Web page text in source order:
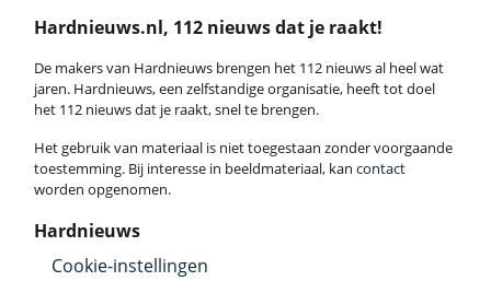
Hardnieuws.nl, 112 nieuws dat je raakt!
De makers van Hardnieuws brengen het 112 nieuws al heel wat
jaren. Hardnieuws, een zelfstandige organisatie, heeft tot doel
het 112 nieuws dat je raakt, snel te brengen.
Het gebruik van materiaal is niet toegestaan zonder voorgaande
toestemming. Bij interesse in beeldmateriaal, kan contact
worden opgenomen.
Hardnieuws
Cookie-instellingen